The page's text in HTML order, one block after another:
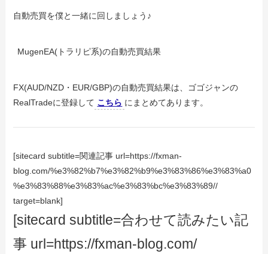
自動売買を僕と一緒に回しましょう♪
MugenEA(トラリピ系)の自動売買結果
FX(AUD/NZD・EUR/GBP)の自動売買結果は、ゴゴジャンの
RealTradeに登録して こちら にまとめてあります。
[sitecard subtitle=関連記事 url=https://fxman-
blog.com/%e3%82%b7%e3%82%b9%e3%83%86%e3%83%a0
%e3%83%88%e3%83%ac%e3%83%bc%e3%83%89//
target=blank]
[sitecard subtitle=合わせて読みたい記
事 url=https://fxman-blog.com/